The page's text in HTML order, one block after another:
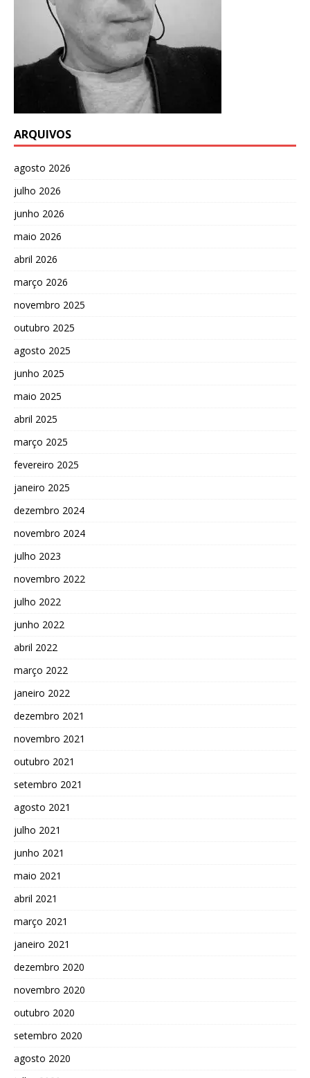
ARQUIVOS
agosto 2026
julho 2026
junho 2026
maio 2026
abril 2026
março 2026
novembro 2025
outubro 2025
agosto 2025
junho 2025
maio 2025
abril 2025
março 2025
fevereiro 2025
janeiro 2025
dezembro 2024
novembro 2024
julho 2023
novembro 2022
julho 2022
junho 2022
abril 2022
março 2022
janeiro 2022
dezembro 2021
novembro 2021
outubro 2021
setembro 2021
agosto 2021
julho 2021
junho 2021
maio 2021
abril 2021
março 2021
janeiro 2021
dezembro 2020
novembro 2020
outubro 2020
setembro 2020
agosto 2020